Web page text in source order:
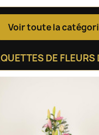
Voir toute la
DE FLEURS